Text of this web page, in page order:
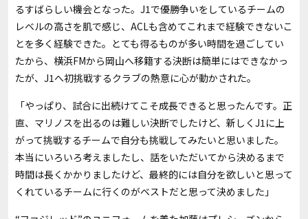
るすばらしい機会となった。J1で優勝争いをしているチームの
レベルの高さを肌で感じ、ACLも含めてこれまで経験できないこ
とを多く経験できた。とても得るものが多い時間を過ごしてい
たから、横浜FMから岡山へ移籍する決断は簡単にはできなかっ
たが、J1へ初挑戦するクラブの熱意に心が動かされた。
「やっぱり、試合に出続けてこそ成長できると思ったんです。正
直、マリノスを出るのは難しい決断でしたけど、新しくJ1に上
がって挑戦するチームで自分も挑戦してみたいと思いました。
本当にいろいろ考えましたし、話をいただいてから決めるまで
時間は長くかかりましたけど、最終的には自分を欲しいと思って
くれているチームに行くのがベストだと思って決めました」